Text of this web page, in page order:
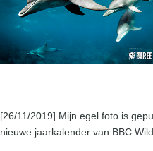
[26/11/2019] Mijn egel foto is
nieuwe jaarkalender van BBC